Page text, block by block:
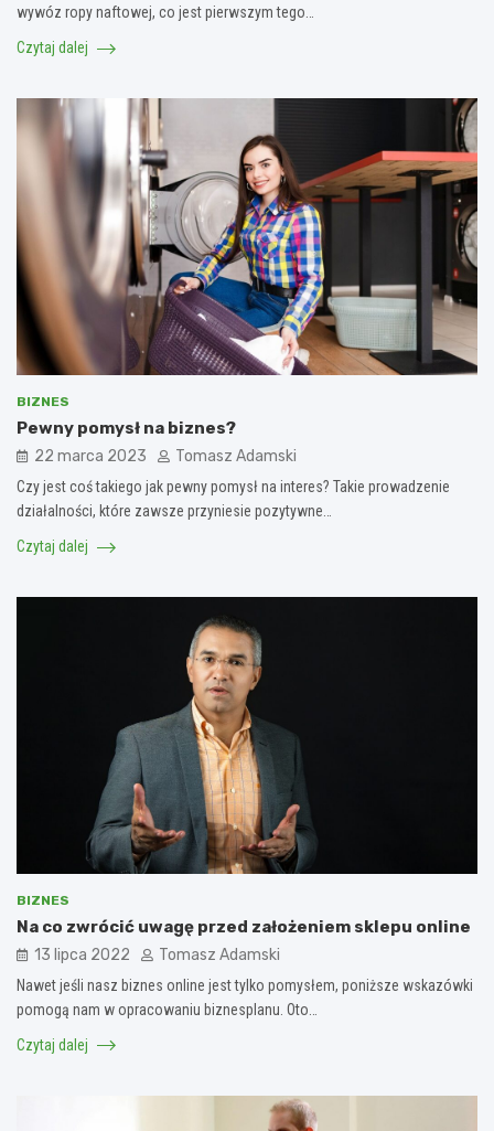
wywóz ropy naftowej, co jest pierwszym tego…
Czytaj dalej
BIZNES
Pewny pomysł na biznes?
22 marca 2023 Tomasz Adamski
Czy jest coś takiego jak pewny pomysł na interes? Takie prowadzenie
działalności, które zawsze przyniesie pozytywne…
Czytaj dalej
BIZNES
Na co zwrócić uwagę przed założeniem sklepu online
13 lipca 2022 Tomasz Adamski
Nawet jeśli nasz biznes online jest tylko pomysłem, poniższe wskazówki
pomogą nam w opracowaniu biznesplanu. Oto…
Czytaj dalej